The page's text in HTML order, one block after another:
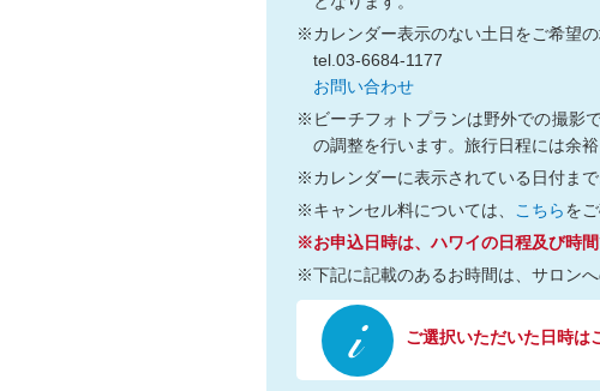
※カレンダー表示のない土日をご希望
tel.03-6684-1177
お問い合わせ
※ビーチフォトプランは野外での撮影
の調整を行います。旅行日程には余
※カレンダーに表示されている日付ま
※キャンセル料については、
こちらを
※お申込日時は、ハワイの日程及び時間
※下記に記載のあるお時間は、サロンへ
ご選択いただいた日時